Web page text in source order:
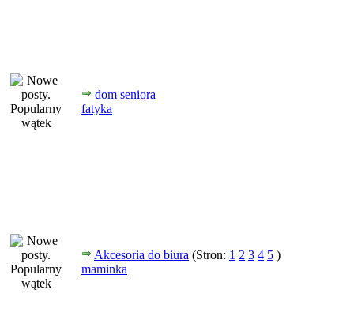
dom seniora
fatyka
Akcesoria do biura (Stron: 1 2 3 4 5 )
maminka